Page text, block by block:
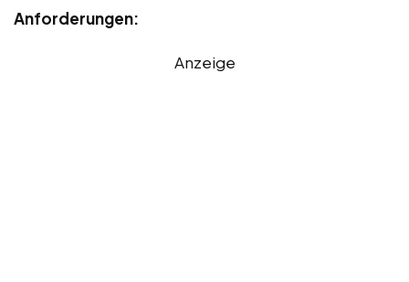
Anforderungen:
Anzeige